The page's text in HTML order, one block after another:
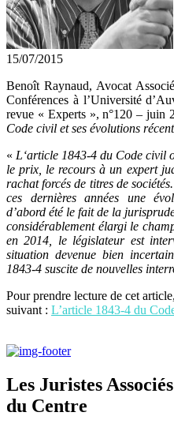
15/07/2015
Benoît Raynaud, Avocat
Conférences à l’Université
revue « Experts », n°120 – juin
Code civil et ses évolutions
« L‘article 1843-4 du Code civil
le prix, le recours à un expert
rachat forcés de titres de
ces dernières années une
d’abord été le fait de la
considérablement élargi le
en 2014, le législateur est
situation devenue bien
1843-4 suscite de nouvelles
Pour prendre lecture de cet
suivant : L’article 1843-4 du
Les Juristes Associés
du Centre